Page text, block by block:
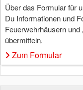
Über das Formular für
Du Informationen und
Feuerwehrhäusern und
übermitteln.
Zum Formular